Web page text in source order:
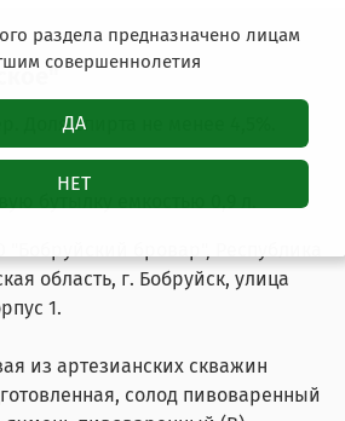
Доля спирта не менее 4,5%.
бутылку емкостью 0,9 л.
область, г. Бобруйск, улица
1.
из артезианских скважин
солод пивоваренный
раздела предназначено лицам
совершеннолетия
ДА
НЕТ